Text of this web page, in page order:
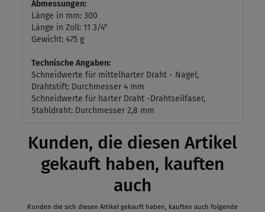
Abmessungen:
Länge in mm: 300
Länge in Zoll: 11 3/4"
Gewicht: 475 g
Technische Angaben:
Schneidwerte für mittelharter Draht - Nagel,
Drahtstift: Durchmesser 4 mm
Schneidwerte für harter Draht -Drahtseilfaser,
Stahldraht: Durchmesser 2,8 mm
Kunden, die diesen Artikel
gekauft haben, kauften
auch
Kunden die sich diesen Artikel gekauft haben, kauften auch folgende